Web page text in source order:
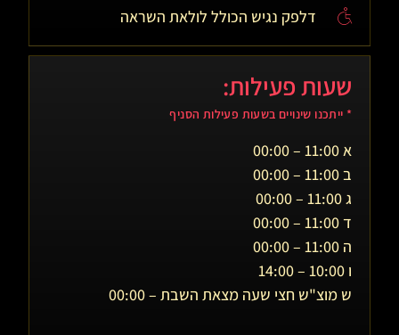
דלפק נגיש הכולל לולאת השראה
שעות פעילות:
* ייתכנו שינויים בשעות פעילות הסניף
א 11:00 – 00:00
ב 11:00 – 00:00
ג 11:00 – 00:00
ד 11:00 – 00:00
ה 11:00 – 00:00
ו 10:00 – 14:00
ש מוצ"ש חצי שעה מצאת השבת – 00:00